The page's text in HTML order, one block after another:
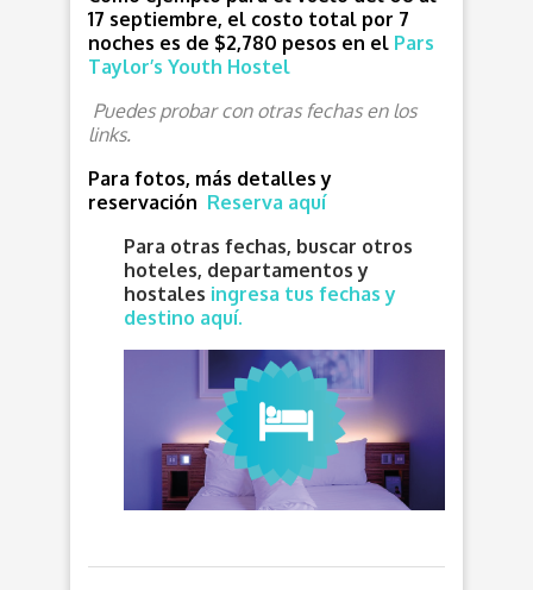
17 septiembre, el costo total por 7
noches es de $2,780 pesos en el Pars
Taylor’s Youth Hostel
Puedes probar con otras fechas en los
links.
Para fotos, más detalles y
reservación Reserva aquí
Para otras fechas, buscar otros
hoteles, departamentos y
hostales ingresa tus fechas y
destino aquí.